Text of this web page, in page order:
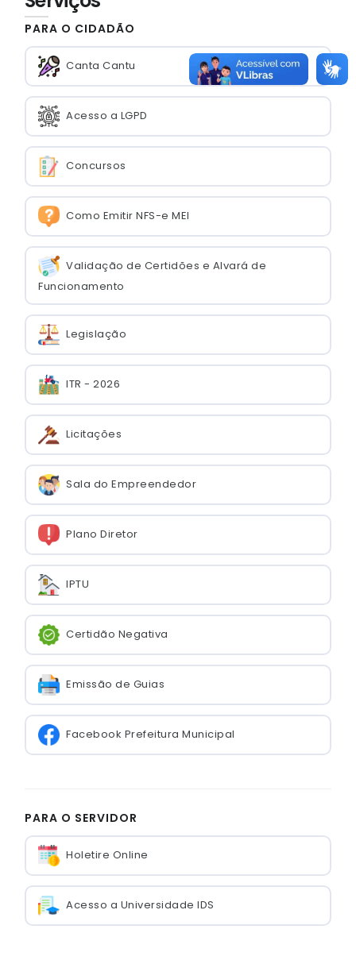
PARA O CIDADÃO
Canta Cantu
Acesso a LGPD
Concursos
Como Emitir NFS-e MEI
Validação de Certidões e Alvará de
Funcionamento
Legislação
ITR - 2026
Licitações
Sala do Empreendedor
Plano Diretor
IPTU
Certidão Negativa
Emissão de Guias
Facebook Prefeitura Municipal
PARA O SERVIDOR
Holetire Online
Acesso a Universidade IDS